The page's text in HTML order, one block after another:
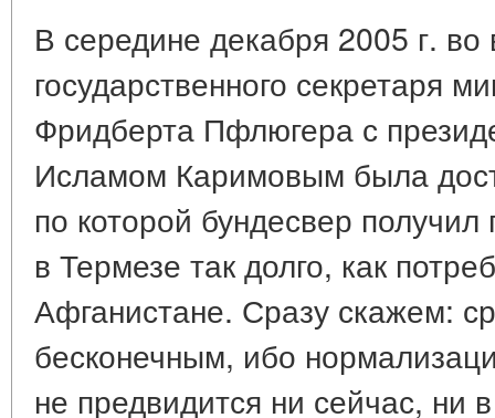
В середине декабря 2005 г. во
государственного секретаря
Фридберта Пфлюгера с
Исламом Каримовым была
по которой бундесвер
в Термезе так долго, как
Афганистане. Сразу скажем:
бесконечным, ибо
не предвидится ни сейчас,